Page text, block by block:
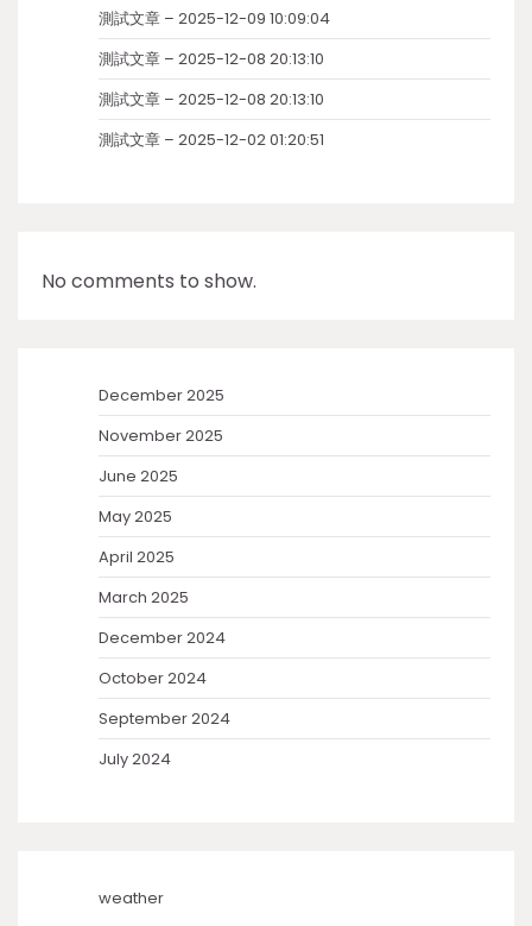
測試文章 – 2025-12-09 10:09:04
測試文章 – 2025-12-08 20:13:10
測試文章 – 2025-12-08 20:13:10
測試文章 – 2025-12-02 01:20:51
No comments to show.
December 2025
November 2025
June 2025
May 2025
April 2025
March 2025
December 2024
October 2024
September 2024
July 2024
weather